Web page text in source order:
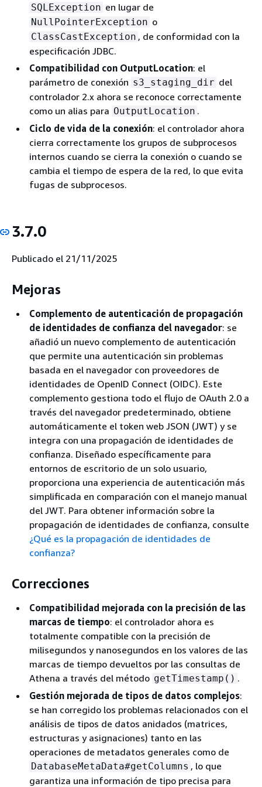
SQLException en lugar de
NullPointerException o
ClassCastException , de conformidad con la
especificación JDBC.
Compatibilidad con OutputLocation: el
parámetro de conexión s3_staging_dir del
controlador 2.x ahora se reconoce correctamente
como un alias para OutputLocation .
Ciclo de vida de la conexión: el controlador ahora
cierra correctamente los grupos de subprocesos
internos cuando se cierra la conexión o cuando se
cambia el tiempo de espera de la red, lo que evita
fugas de subprocesos.
3.7.0
Publicado el 21/11/2025
Mejoras
Complemento de autenticación de propagación
de identidades de confianza del navegador: se
añadió un nuevo complemento de autenticación
que permite una autenticación sin problemas
basada en el navegador con proveedores de
identidades de OpenID Connect (OIDC). Este
complemento gestiona todo el flujo de OAuth 2.0 a
través del navegador predeterminado, obtiene
automáticamente el token web JSON (JWT) y se
integra con una propagación de identidades de
confianza. Diseñado específicamente para
entornos de escritorio de un solo usuario,
proporciona una experiencia de autenticación más
simplificada en comparación con el manejo manual
del JWT. Para obtener información sobre la
propagación de identidades de confianza, consulte
¿Qué es la propagación de identidades de
confianza?
Correcciones
Compatibilidad mejorada con la precisión de las
marcas de tiempo: el controlador ahora es
totalmente compatible con la precisión de
milisegundos y nanosegundos en los valores de las
marcas de tiempo devueltos por las consultas de
Athena a través del método getTimestamp() .
Gestión mejorada de tipos de datos complejos:
se han corregido los problemas relacionados con el
análisis de tipos de datos anidados (matrices,
estructuras y asignaciones) tanto en las
operaciones de metadatos generales como de
DatabaseMetaData#getColumns , lo que
garantiza una información de tipo precisa para